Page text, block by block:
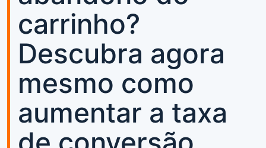
carrinho?
Descubra agora
mesmo como
aumentar a taxa